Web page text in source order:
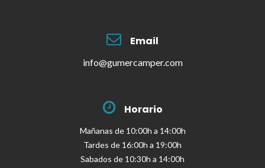
Email
info@gumercamper.com
Horario
Mañanas de 10:00h a 14:00h
Tardes de 16:00h a 19:00h
Sabados de 10:30h a 14:00h